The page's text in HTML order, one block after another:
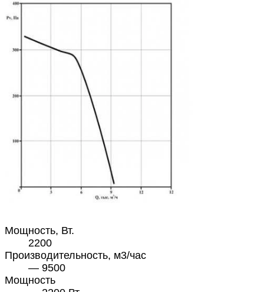
Мощность, Вт.
2200
Производительность, м3/час
— 9500
Мощность